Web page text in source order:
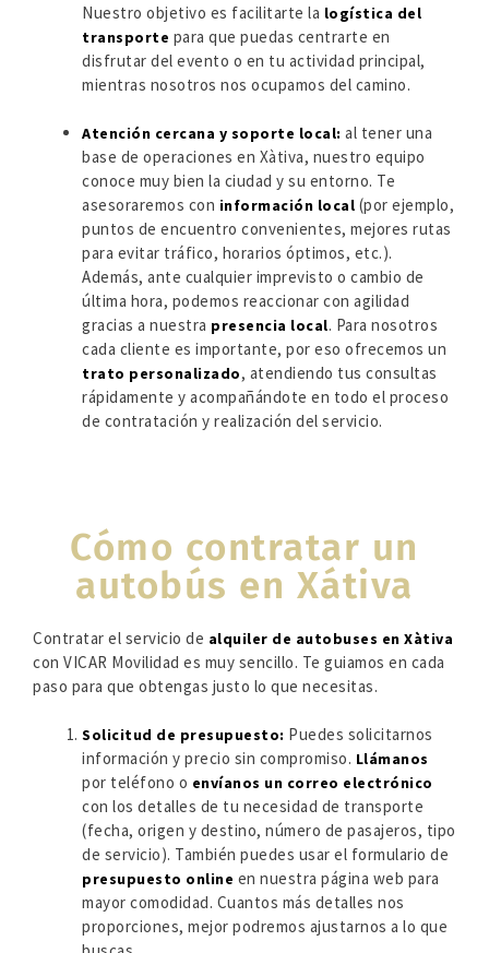
Nuestro objetivo es facilitarte la logística del
transporte para que puedas centrarte en
disfrutar del evento o en tu actividad principal,
mientras nosotros nos ocupamos del camino.
Atención cercana y soporte local: al tener una
base de operaciones en Xàtiva, nuestro equipo
conoce muy bien la ciudad y su entorno. Te
asesoraremos con información local (por ejemplo,
puntos de encuentro convenientes, mejores rutas
para evitar tráfico, horarios óptimos, etc.).
Además, ante cualquier imprevisto o cambio de
última hora, podemos reaccionar con agilidad
gracias a nuestra presencia local. Para nosotros
cada cliente es importante, por eso ofrecemos un
trato personalizado, atendiendo tus consultas
rápidamente y acompañándote en todo el proceso
de contratación y realización del servicio.
Cómo contratar un
autobús en Xátiva
Contratar el servicio de alquiler de autobuses en Xàtiva
con VICAR Movilidad es muy sencillo. Te guiamos en cada
paso para que obtengas justo lo que necesitas.
Solicitud de presupuesto: Puedes solicitarnos
información y precio sin compromiso. Llámanos
por teléfono o envíanos un correo electrónico
con los detalles de tu necesidad de transporte
(fecha, origen y destino, número de pasajeros, tipo
de servicio). También puedes usar el formulario de
presupuesto online en nuestra página web para
mayor comodidad. Cuantos más detalles nos
proporciones, mejor podremos ajustarnos a lo que